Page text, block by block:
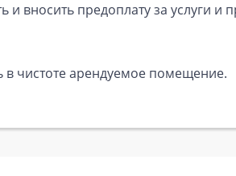
вносить предоплату за услуги и
в чистоте арендуемое помещение.